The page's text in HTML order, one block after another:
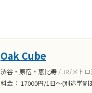
Oak Cube
渋谷・原宿・恵比寿 / JR/メト
料金： 17000円/1日～(別途学割